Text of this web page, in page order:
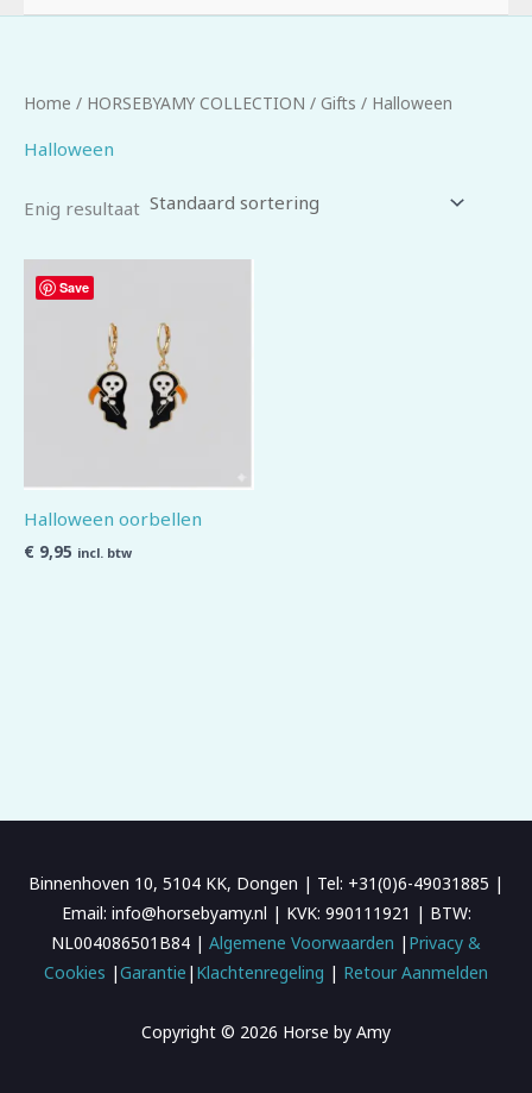
Home / HORSEBYAMY COLLECTION / Gifts / Halloween
Halloween
Enig resultaat
Save
Halloween oorbellen
€ 9,95 incl. btw
Binnenhoven 10, 5104 KK, Dongen | Tel: +31(0)6-49031885 |
Email: info@horsebyamy.nl | KVK: 990111921 | BTW:
NL004086501B84 | Algemene Voorwaarden | Privacy &
Cookies |Garantie | Klachtenregeling | Retour Aanmelden
Copyright © 2026 Horse by Amy